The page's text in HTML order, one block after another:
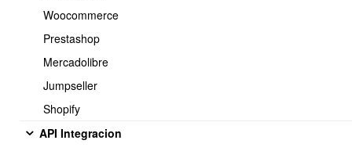
Woocommerce
Prestashop
Mercadolibre
Jumpseller
Shopify
API Integracion
Lunes a Viernes De 08:00 a 16:00 hrs